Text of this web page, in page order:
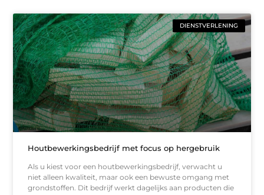
DIENSTVERLENING
Houtbewerkingsbedrijf met focus op hergebruik
Als u kiest voor een houtbewerkingsbedrijf, verwacht u
niet alleen kwaliteit, maar ook een bewuste omgang met
grondstoffen. Dit bedrijf werkt dagelijks aan producten die